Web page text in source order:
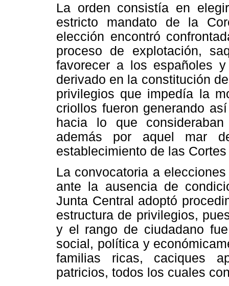
La orden consistía en
estricto mandato de la
elección encontró
proceso de explotación,
favorecer a los españoles
derivado en la constitución
privilegios que impedía la
criollos fueron generando
hacia lo que
además por aquel mar
establecimiento de las
La convocatoria a
ante la ausencia de
Junta Central adoptó
estructura de privilegios,
y el rango de ciudadano
social, política y
familias ricas, caciques
patricios, todos los cuales